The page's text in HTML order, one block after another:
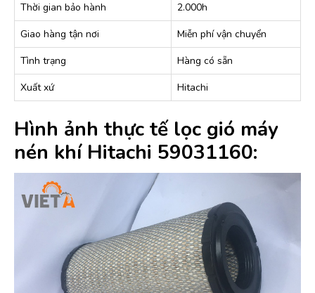
Thời gian bảo hành
2.000h
Giao hàng tận nơi
Miễn phí vận chuyển
Tình trạng
Hàng có sẵn
Xuất xứ
Hitachi
Hình ảnh thực tế lọc gió máy
nén khí Hitachi 59031160: